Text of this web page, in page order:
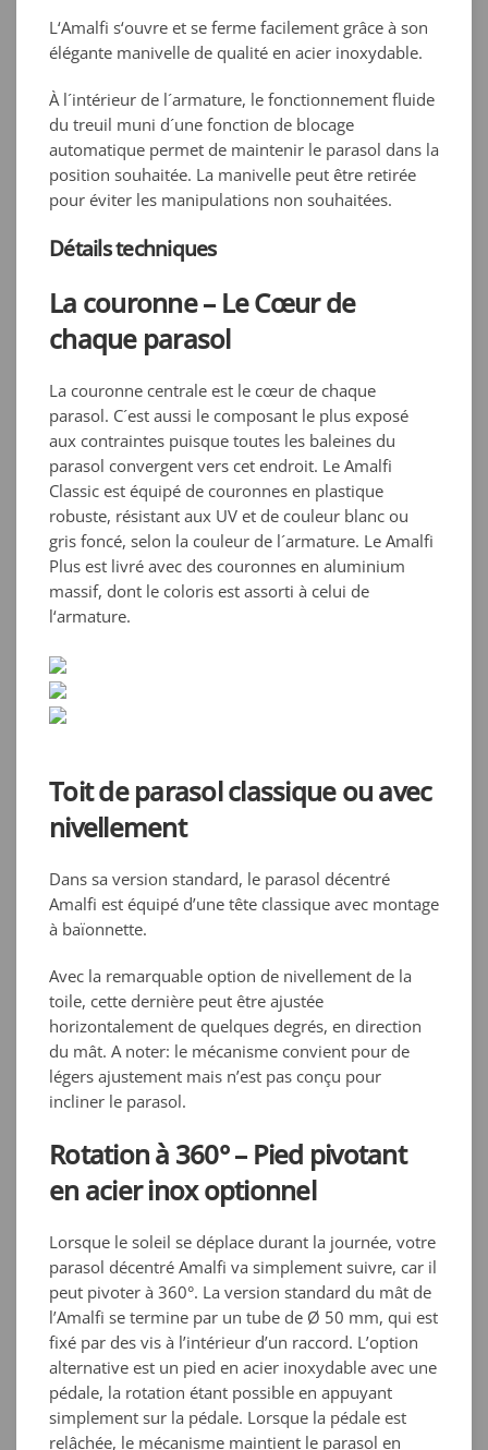
L‘Amalfi s‘ouvre et se ferme facilement grâce à son
élégante manivelle de qualité en acier inoxydable.
À l´intérieur de l´armature, le fonctionnement fluide
du treuil muni d´une fonction de blocage
automatique permet de maintenir le parasol dans la
position souhaitée. La manivelle peut être retirée
pour éviter les manipulations non souhaitées.
Détails techniques
La couronne – Le Cœur de
chaque parasol
La couronne centrale est le cœur de chaque
parasol. C´est aussi le composant le plus exposé
aux contraintes puisque toutes les baleines du
parasol convergent vers cet endroit. Le Amalfi
Classic est équipé de couronnes en plastique
robuste, résistant aux UV et de couleur blanc ou
gris foncé, selon la couleur de l´armature. Le Amalfi
Plus est livré avec des couronnes en aluminium
massif, dont le coloris est assorti à celui de
l‘armature.
Toit de parasol classique ou avec
nivellement
Dans sa version standard, le parasol décentré
Amalfi est équipé d’une tête classique avec montage
à baïonnette.
Avec la remarquable option de nivellement de la
toile, cette dernière peut être ajustée
horizontalement de quelques degrés, en direction
du mât. A noter: le mécanisme convient pour de
légers ajustement mais n’est pas conçu pour
incliner le parasol.
Rotation à 360° – Pied pivotant
en acier inox optionnel
Lorsque le soleil se déplace durant la journée, votre
parasol décentré Amalfi va simplement suivre, car il
peut pivoter à 360°. La version standard du mât de
l’Amalfi se termine par un tube de Ø 50 mm, qui est
fixé par des vis à l’intérieur d’un raccord. L’option
alternative est un pied en acier inoxydable avec une
pédale, la rotation étant possible en appuyant
simplement sur la pédale. Lorsque la pédale est
relâchée, le mécanisme maintient le parasol en